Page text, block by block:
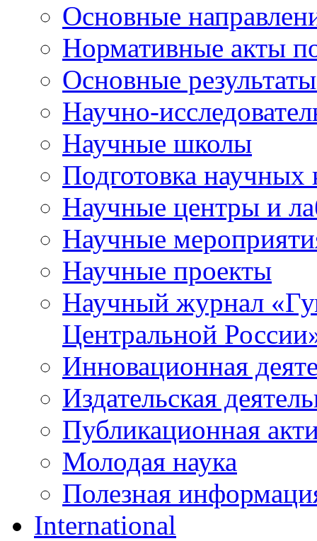
Основные
Нормативные акты
Основные
Научно-
Научные школы
Подготовка научных
Научные центры и
Научные
Научные проекты
Научный журнал «
Центральной
Инновационная
Издательская
Публикационная
Молодая наука
Полезная
International